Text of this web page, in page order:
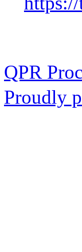
QPR
Proudly